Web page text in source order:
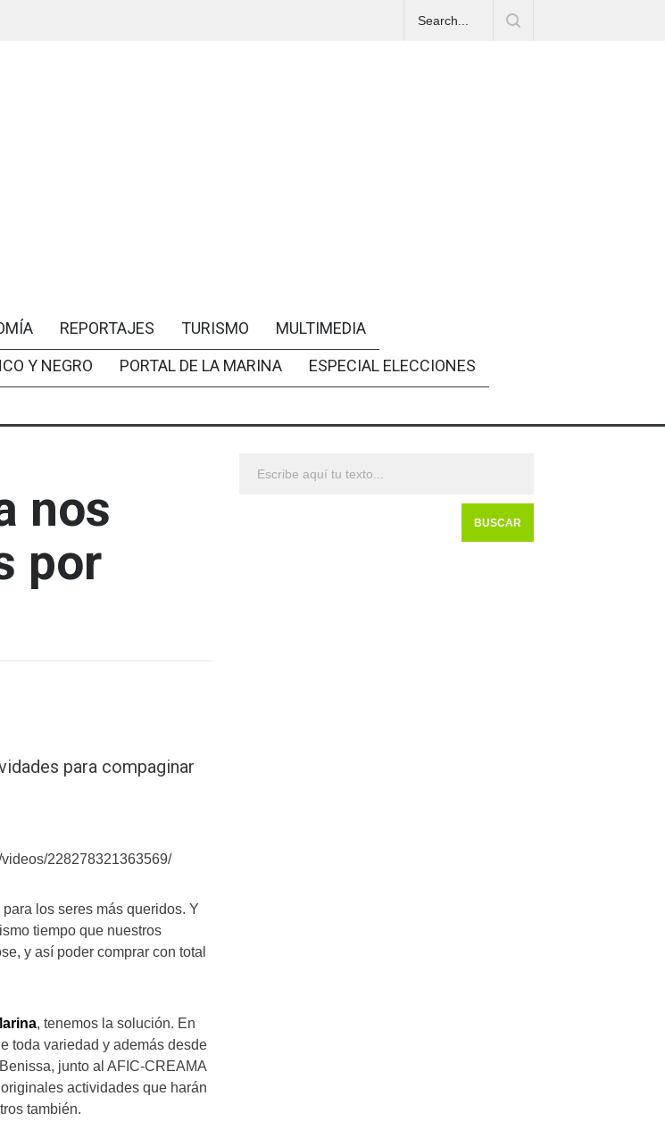
REPORTAJES TURISMO
MULTIMEDIA
Y NEGRO PORTAL DE LA MARINA
ESPECIAL ELECCIONES
nos
por
para compaginar
228278321363569/
los seres más queridos. Y
tiempo que nuestros
y así poder comprar con total
, tenemos la solución. En
toda variedad y además desde
junto al AFIC-CREAMA
actividades que harán
también.